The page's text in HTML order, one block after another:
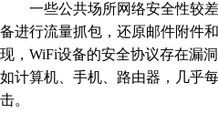
一些公共场所网络安全性较差
备进行流量抓包，还原邮件附件
现，WiFi设备的安全协议存在漏
如计算机、手机、路由器，几乎
击。